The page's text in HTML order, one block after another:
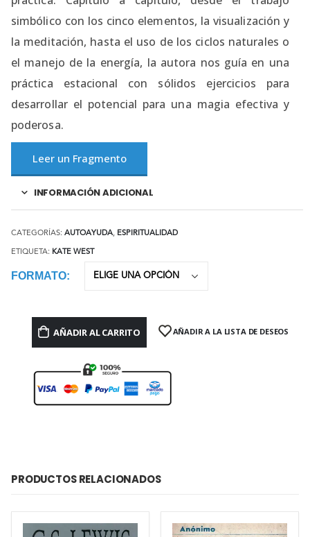
simbólico con los cinco elementos, la visualización y
la meditación, hasta el uso de los ciclos naturales o
el manejo de la energía, la autora nos guía en una
práctica estacional con sólidos ejercicios para
desarrollar el potencial para una magia efectiva y
poderosa.
Leer un Fragmento
INFORMACIÓN ADICIONAL
CATEGORÍAS: AUTOAYUDA, ESPIRITUALIDAD
ETIQUETA: KATE WEST
FORMATO
AÑADIR AL CARRITO AÑADIR A LA LISTA DE DESEOS
PRODUCTOS RELACIONADOS